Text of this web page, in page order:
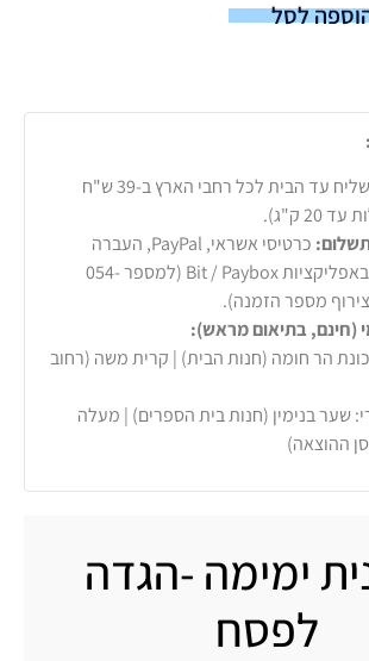
לסל
שליח עד הבית לכל רחבי הארץ ב-39 ש"ח
20 ק"ג).
כרטיסי אשראי, PayPal, העברה
בנקאית או באפליקציות Bit / Paybox (למספר 054-
(חינם, בתיאום מראש):
הר חומה (חנות הבית) | קרית משה (רחוב
שער בנימין (חנות בית הספרים) | מעלה
ההוצאה)
ימימה -הגדה
לפסח